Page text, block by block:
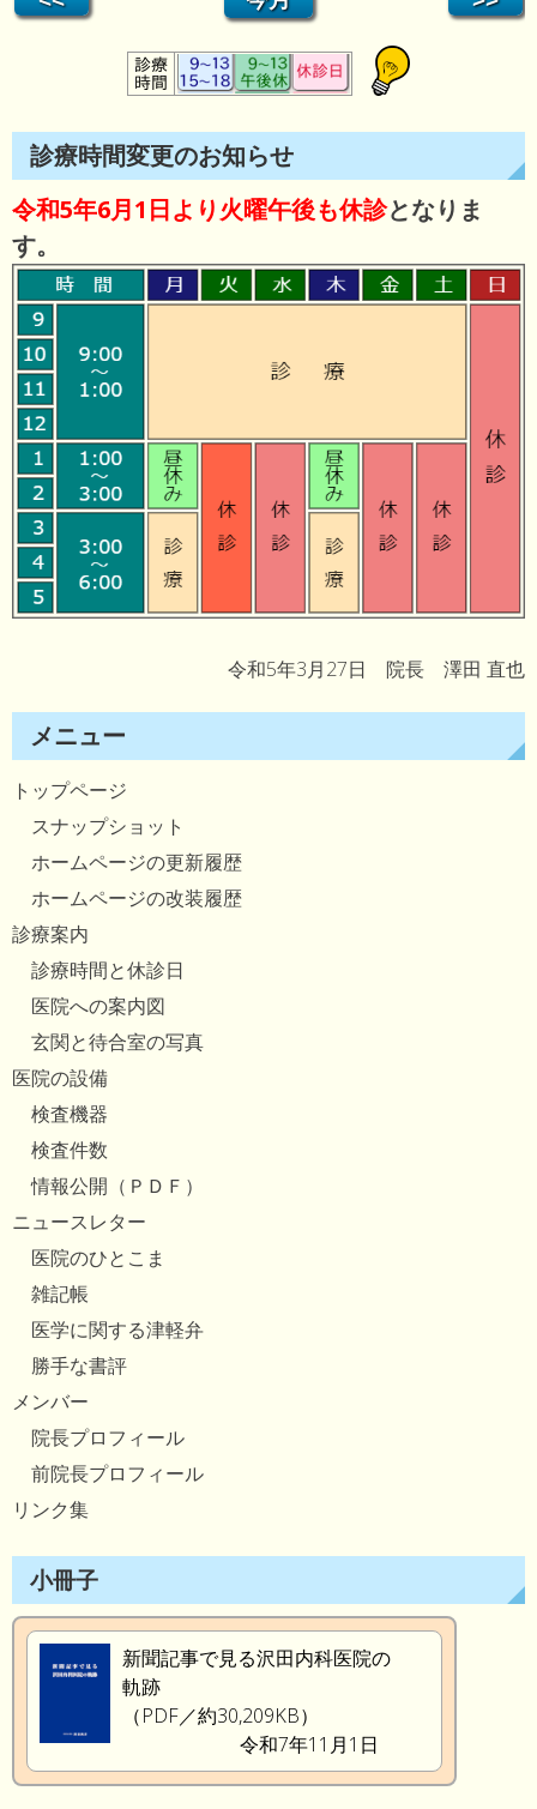
診療時間変更のお知らせ
令和5年6月1日より火曜午後も休診となりま
す。
令和5年3月27日 院長 澤田 直也
メニュー
トップページ
スナップショット
ホームページの更新履歴
ホームページの改装履歴
診療案内
診療時間と休診日
医院への案内図
玄関と待合室の写真
医院の設備
検査機器
検査件数
情報公開（ＰＤＦ）
ニュースレター
医院のひとこま
雑記帳
医学に関する津軽弁
勝手な書評
メンバー
院長プロフィール
前院長プロフィール
リンク集
小冊子
新聞記事で見る沢田内科医院の
軌跡
（PDF／約30,209KB）
令和7年11月1日